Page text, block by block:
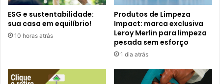
ESG e sustentabilidade:
sua casa em equilíbrio!
10 horas atrás
Produtos de Limpeza
Impact: marca exclusiva
Leroy Merlin para limpeza
pesada sem esforço
1 dia atrás